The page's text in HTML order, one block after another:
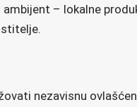
– lokalne
nezavisnu